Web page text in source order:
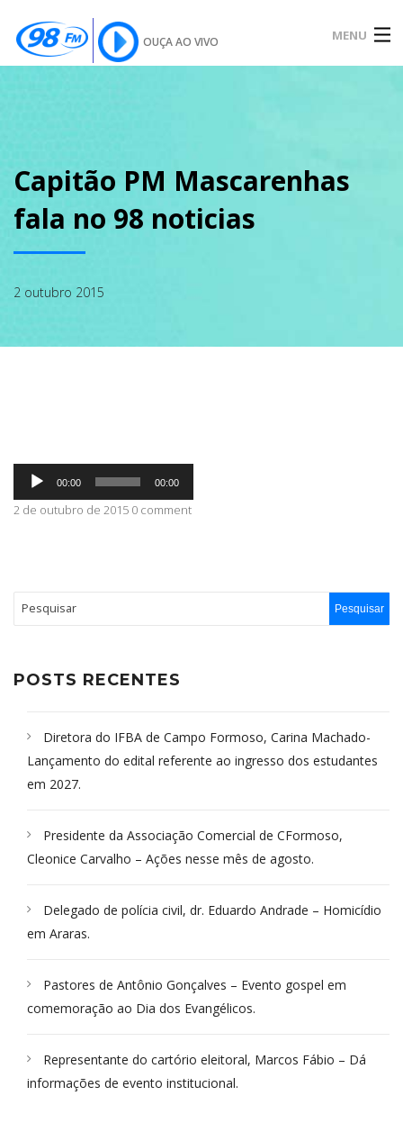
OUÇA AO VIVO MENU
SOBRE
CONTATO
Capitão PM Mascarenhas
fala no 98 noticias
2 outubro 2015
Tocador
áudio
00:00 00:00
2 de outubro de 2015 0 comment
POSTS RECENTES
Diretora do IFBA de Campo Formoso, Carina Machado-
Lançamento do edital referente ao ingresso dos estudantes
em 2027.
Presidente da Associação Comercial de CFormoso,
Cleonice Carvalho – Ações nesse mês de agosto.
Delegado de polícia civil, dr. Eduardo Andrade – Homicídio
em Araras.
Pastores de Antônio Gonçalves – Evento gospel em
comemoração ao Dia dos Evangélicos.
Representante do cartório eleitoral, Marcos Fábio – Dá
informações de evento institucional.